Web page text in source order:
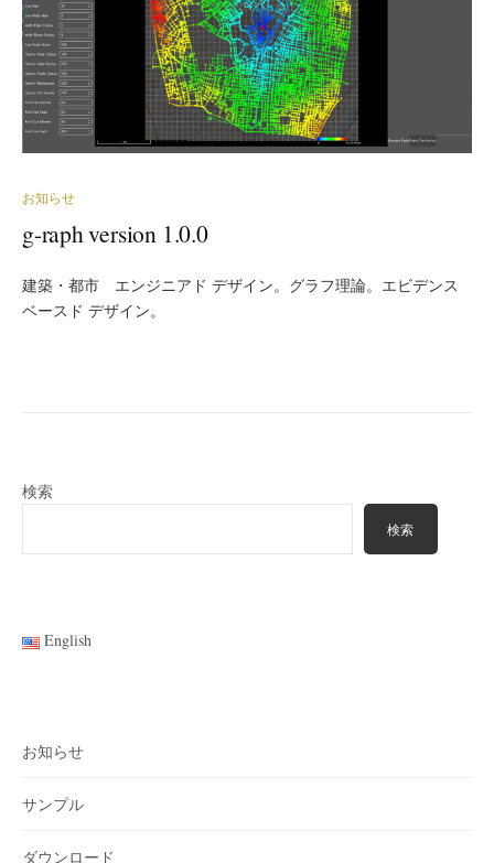
お知らせ
g-raph version 1.0.0
建築・都市 エンジニアド デザイン。グラフ理論。エビデンス
ベースド デザイン。
検索
検索
English
お知らせ
サンプル
ダウンロード